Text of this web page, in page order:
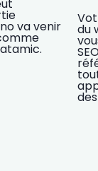
va venir du